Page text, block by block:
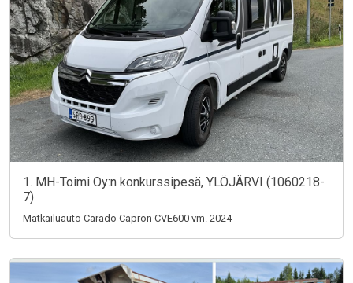
1. MH-Toimi Oy:n konkurssipesä, YLÖJÄRVI (1060218-
7)
Matkailuauto Carado Capron CVE600 vm. 2024